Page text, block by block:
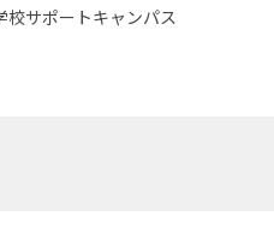
校サポートキャンパス